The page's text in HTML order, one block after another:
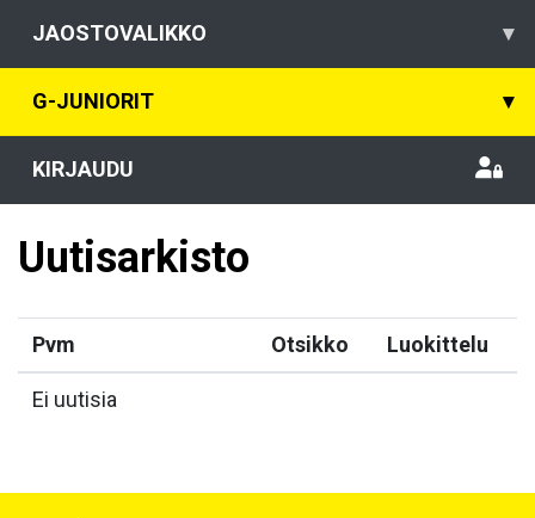
JAOSTOVALIKKO ▾
G-JUNIORIT ▾
KIRJAUDU
Uutisarkisto
Pvm Otsikko Luokittelu
Ei uutisia